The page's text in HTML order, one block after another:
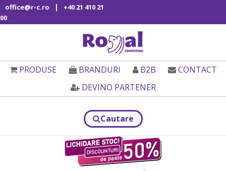
office@r-c.ro |
+40 21 410 21
00
PRODUSE BRANDURI B2B
CONTACT
DEVINO PARTENER
Cautare